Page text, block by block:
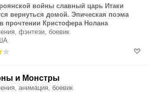
войны славный царь Итаки
вернуться домой. Эпическая поэма
прочтении Кристофера Нолана
фэнтези, боевик
и Монстры
анимация, боевик